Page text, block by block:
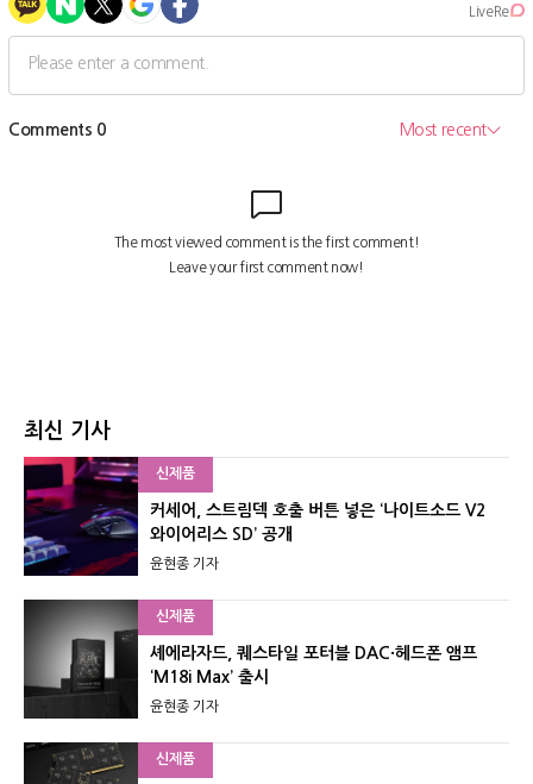
최신 기사
신제품
커세어, 스트림덱 호출 버튼 넣은 ‘나이트소드 V2
와이어리스 SD’ 공개
윤현종 기자
신제품
셰에라자드, 퀘스타일 포터블 DAC·헤드폰 앰프
‘M18i Max’ 출시
윤현종 기자
신제품